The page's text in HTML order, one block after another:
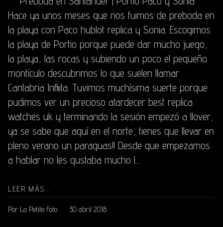
Hace ya unos meses que nos fuimos de preboda en
la playa con Paco hublot replica y Sonia. Escogimos
la playa de Portio porque puede dar mucho juego,
la playa, las rocas y subiendo un poco el pequeño
montículo descubrimos lo que suelen llamar
Cantabria Infinita. Tuvimos muchísima suerte porque
pudimos ver un precioso atardecer best replica
watches uk y terminando la sesión empezó a llover,
ya se sabe que aquí en el norte, tienes que llevar en
pleno verano un paraguas!! Desde que empezamos
a hablar no les gustaba mucho l...
LEER MÁS...
Por La Petite Foto 30 abril 2018